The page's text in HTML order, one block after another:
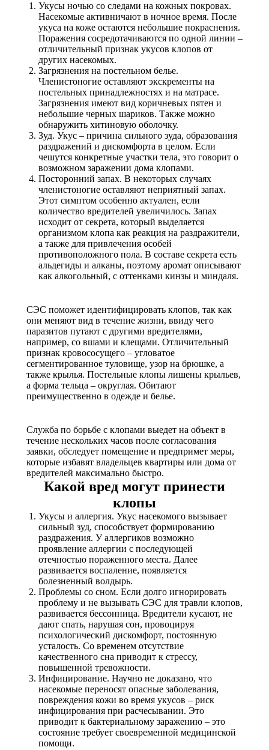
Укусы ночью со следами на кожных покровах.
Насекомые активничают в ночное время. После
укуса на коже остаются небольшие покраснения.
Поражения сосредотачиваются по одной линии –
отличительный признак укусов клопов от
других насекомых.
Загрязнения на постельном белье.
Членистоногие оставляют экскременты на
постельных принадлежностях и на матрасе.
Загрязнения имеют вид коричневых пятен и
небольшие черных шариков. Также можно
обнаружить хитиновую оболочку.
Зуд. Укус – причина сильного зуда, образования
раздражений и дискомфорта в целом. Если
чешутся конкретные участки тела, это говорит о
возможном заражении дома клопами.
Посторонний запах. В некоторых случаях
членистоногие оставляют неприятный запах.
Этот симптом особенно актуален, если
количество вредителей увеличилось. Запах
исходит от секрета, который выделяется
организмом клопа как реакция на раздражители,
а также для привлечения особей
противоположного пола. В составе секрета есть
альдегиды и алканы, поэтому аромат описывают
как алкогольный, с оттенками кинзы и миндаля.
СЭС поможет идентифицировать клопов, так как
они меняют вид в течение жизни, ввиду чего
паразитов путают с другими вредителями,
например, со вшами и клещами. Отличительный
признак кровососущего – угловатое
сегментированное туловище, узор на брюшке, а
также крылья. Постельные клопы лишены крыльев,
а форма тельца – округлая. Обитают
преимущественно в одежде и белье.
Служба по борьбе с клопами выедет на объект в
течение нескольких часов после согласования
заявки, обследует помещение и предпримет меры,
которые избавят владельцев квартиры или дома от
вредителей максимально быстро.
Какой вред могут принести
клопы
Укусы и аллергия. Укус насекомого вызывает
сильный зуд, способствует формированию
раздражения. У аллергиков возможно
проявление аллергии с последующей
отечностью пораженного места. Далее
развивается воспаление, появляется
болезненный волдырь.
Проблемы со сном. Если долго игнорировать
проблему и не вызывать СЭС для травли клопов,
развивается бессонница. Вредители кусают, не
дают спать, нарушая сон, провоцируя
психологический дискомфорт, постоянную
усталость. Со временем отсутствие
качественного сна приводит к стрессу,
повышенной тревожности.
Инфицирование. Научно не доказано, что
насекомые переносят опасные заболевания,
повреждения кожи во время укусов – риск
инфицирования при расчесывании. Это
приводит к бактериальному заражению – это
состояние требует своевременной медицинской
помощи.